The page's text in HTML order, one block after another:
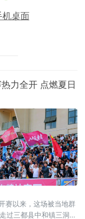
机桌面
力全开 点燃夏日
赛以来，这场被当地群
过三都县中和镇三洞古